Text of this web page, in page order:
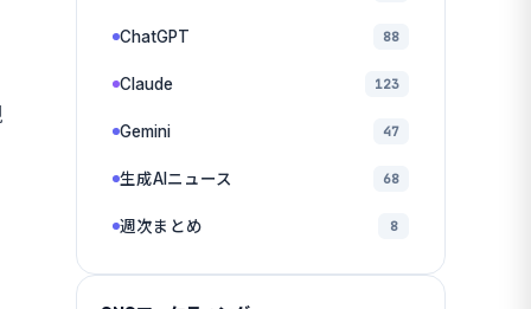
ChatGPT 88
Claude 123
Gemini 47
生成AIニュース 68
週次まとめ 8